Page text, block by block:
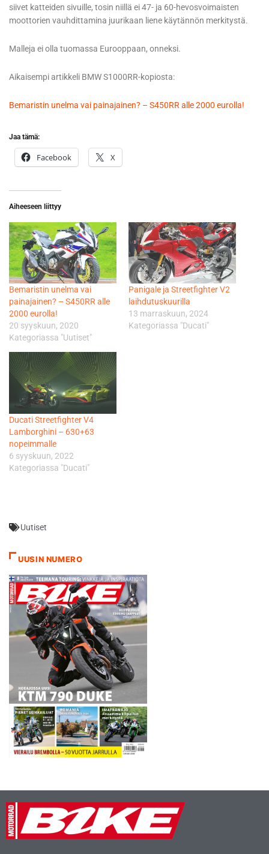
siivet katteiden sivuille, tosin niillä ei 47- ja 60-hevosvoimaisten
moottorien vauhdittamina juurikaan liene käytännön merkitystä.
Malleja ei olla tuomassa Eurooppaan, onneksi.
Aikaisempi artikkeli BMW S1000RR-kopiosta:
Bemaristin unelma vai painajainen? – S450RR alle 2000 eurolla!
Jaa tämä:
Facebook X
Aiheeseen liittyy
Bemaristin unelma vai
painajainen? – S450RR alle
2000 eurolla!
20 syyskuun, 2020
Kategoriassa "Uutiset"
Panigale ja Streetfighter V2
laihdutuskuurilla
13 marraskuun, 2024
Kategoriassa "Ducati"
Ducati Streetfighter V4
Lamborghini – 630+63
nopeimmalle
6 syyskuun, 2022
Kategoriassa "Ducati"
Uutiset
UUSIN NUMERO